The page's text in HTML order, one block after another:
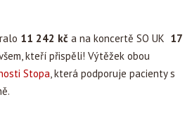
11 242 kč a na koncertě SO UK 17
kteří přispěli! Výtěžek obou
Stopa, která podporuje pacienty s